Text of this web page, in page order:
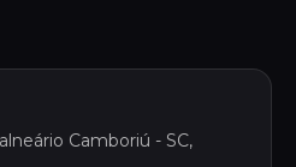
Camboriú - SC,